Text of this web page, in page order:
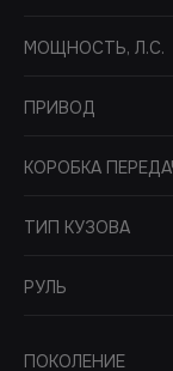
МОЩНОСТЬ, Л.С.
ПРИВОД
КОРОБКА
ТИП КУЗОВА
РУЛЬ
ПОКОЛЕНИЕ